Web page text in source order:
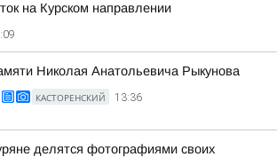
на Курском направлении
Николая Анатольевича Рыкунова
КАСТОРЕНСКИЙ 13:36
делятся фотографиями своих